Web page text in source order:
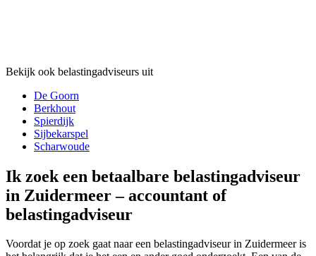
Bekijk ook belastingadviseurs uit
De Goorn
Berkhout
Spierdijk
Sijbekarspel
Scharwoude
Ik zoek een betaalbare belastingadviseur
in Zuidermeer – accountant of
belastingadviseur
Voordat je op zoek gaat naar een belastingadviseur in Zuidermeer is